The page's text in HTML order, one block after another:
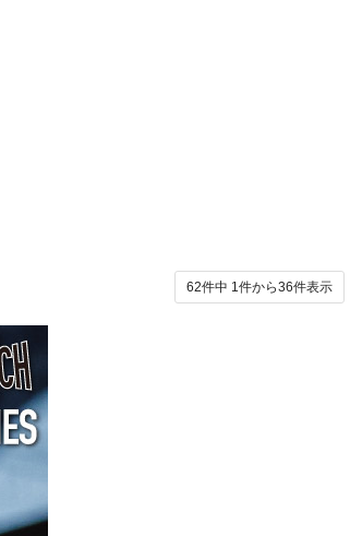
62件中 1件から36件表示